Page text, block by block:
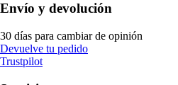
Envío y devolución
30 días para cambiar de opinión
Devuelve tu pedido
Trustpilot